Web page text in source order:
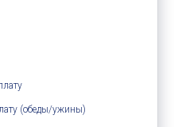
(обеды/ужины)